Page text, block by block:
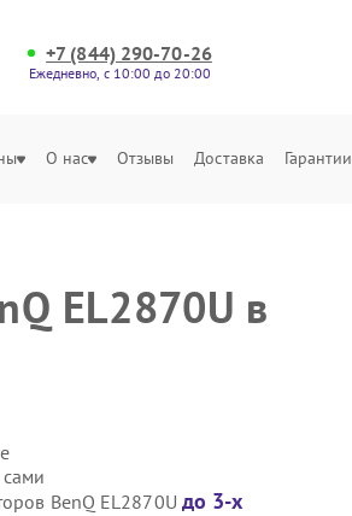
+7 (844) 290-70-26
Ежедневно, с 10:00 до 20:00
О нас Отзывы Доставка Гарантии
EL2870U в
BenQ EL2870U до 3-х